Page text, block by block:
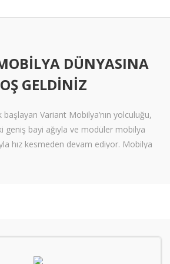
DÜNYASINA
GELDINIZ
Variant Mobilya’nın yolculuğu,
geniş bayi ağıyla ve modüler mobilya
hız kesmeden devam ediyor. Mobilya